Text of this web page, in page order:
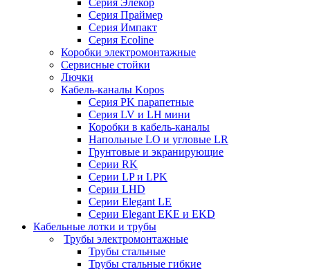
Серия Праймер
Серия Импакт
Серия Ecoline
Коробки электромонтажные
Сервисные стойки
Лючки
Кабель-каналы Kopos
Серия PK парапетные
Серия LV и LH мини
Коробки в кабель-каналы
Напольные LO и угловые LR
Грунтовые и экранирующие
Серии RK
Серии LP и LPK
Серии LHD
Серии Elegant LE
Серии Elegant EKE и EKD
Кабельные лотки и трубы
Трубы электромонтажные
Трубы стальные
Трубы стальные гибкие